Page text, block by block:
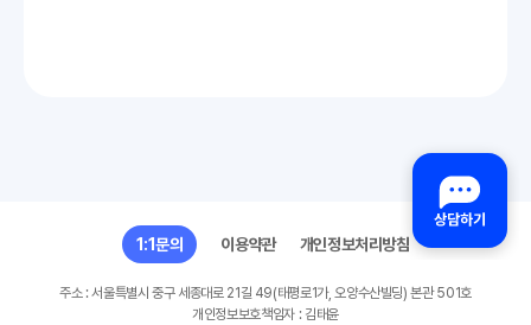
1:1문의 이용약관 개인정보처리방침
주소 : 서울특별시 중구 세종대로 21길 49(태평로1가, 오양수산빌딩) 본관 501호
개인정보보호책임자 : 김태윤